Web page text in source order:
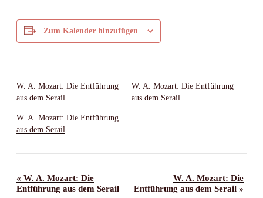
Zum Kalender hinzufügen
W. A. Mozart: Die Entführung
aus dem Serail
W. A. Mozart: Die Entführung
aus dem Serail
W. A. Mozart: Die Entführung
aus dem Serail
Veranstaltung-
Navigation
« W. A. Mozart: Die
Entführung aus dem Serail
W. A. Mozart: Die
Entführung aus dem Serail »